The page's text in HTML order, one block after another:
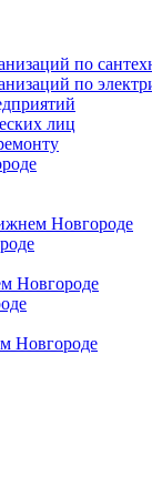
по
по
лиц
Новгороде
Новгороде
Новгороде